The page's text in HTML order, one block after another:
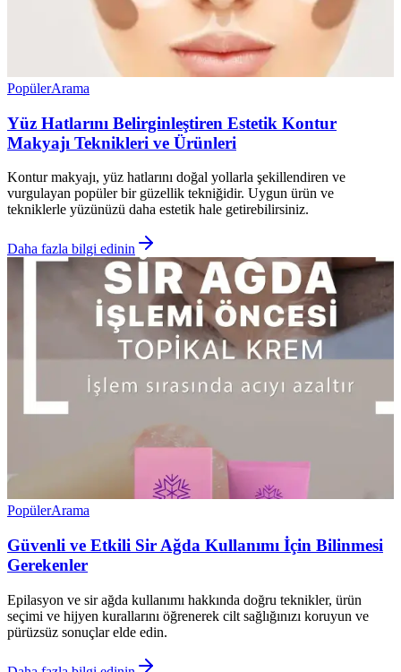
PopülerArama
Yüz Hatlarını Belirginleştiren Estetik Kontur
Makyajı Teknikleri ve Ürünleri
Kontur makyajı, yüz hatlarını doğal yollarla şekillendiren ve
vurgulayan popüler bir güzellik tekniğidir. Uygun ürün ve
tekniklerle yüzünüzü daha estetik hale getirebilirsiniz.
Daha fazla bilgi edinin
PopülerArama
Güvenli ve Etkili Sir Ağda Kullanımı İçin Bilinmesi
Gerekenler
Epilasyon ve sir ağda kullanımı hakkında doğru teknikler, ürün
seçimi ve hijyen kurallarını öğrenerek cilt sağlığınızı koruyun ve
pürüzsüz sonuçlar elde edin.